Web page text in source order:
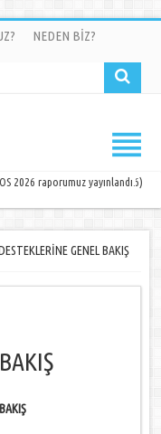
NEDEN BİZ?
? SAYI 11 (OCAK-MAYIS 2026)
GENEL BAKIŞ